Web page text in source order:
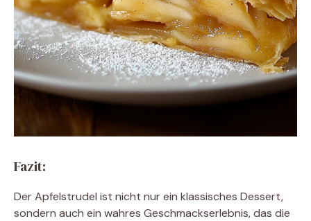
Fazit:
Der Apfelstrudel ist nicht nur ein klassisches Dessert,
sondern auch ein wahres Geschmackserlebnis, das die